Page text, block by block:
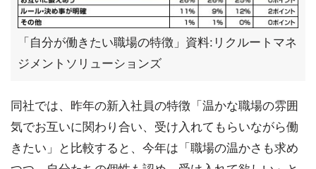
「自分が働きたい職場の特徴」資料:リクルートマネ
ジメントソリューションズ
同社では、昨年の新入社員の特徴「温かな職場の雰囲
気でお互いに関わり合い、受け入れてもらいながら働
きたい」と比較すると、今年は「職場の温かさも求め